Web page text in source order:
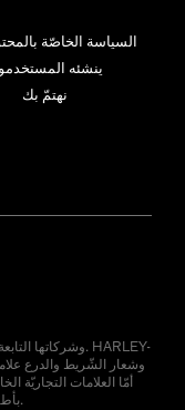
السياسة الخاصّة
ينشئه
نهتمّ بك
بأطراف ثالثة فتعود ملكيتها لهم.